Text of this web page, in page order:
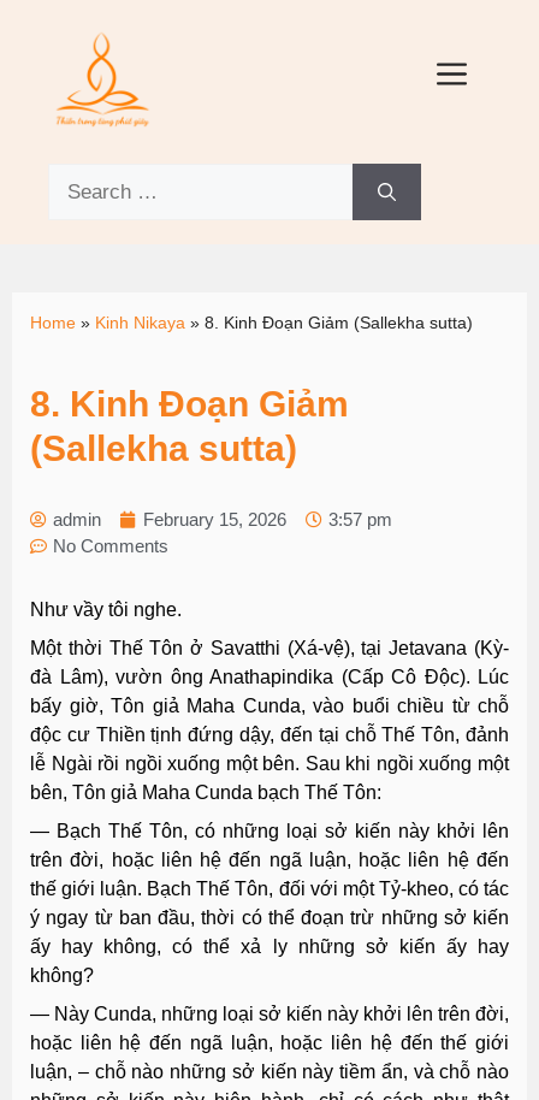
Home » Kinh Nikaya » 8. Kinh Ðoạn Giảm (Sallekha sutta)
8. Kinh Ðoạn Giảm
(Sallekha sutta)
admin February 15, 2026
3:57 pm
No Comments
Như vầy tôi nghe.
Một thời Thế Tôn ở Savatthi (Xá-vệ), tại Jetavana (Kỳ-
đà Lâm), vườn ông Anathapindika (Cấp Cô Ðộc). Lúc
bấy giờ, Tôn giả Maha Cunda, vào buổi chiều từ chỗ
độc cư Thiền tịnh đứng dậy, đến tại chỗ Thế Tôn, đảnh
lễ Ngài rồi ngồi xuống một bên. Sau khi ngồi xuống một
bên, Tôn giả Maha Cunda bạch Thế Tôn:
— Bạch Thế Tôn, có những loại sở kiến này khởi lên
trên đời, hoặc liên hệ đến ngã luận, hoặc liên hệ đến
thế giới luận. Bạch Thế Tôn, đối với một Tỷ-kheo, có tác
ý ngay từ ban đầu, thời có thể đoạn trừ những sở kiến
ấy hay không, có thể xả ly những sở kiến ấy hay
không?
— Này Cunda, những loại sở kiến này khởi lên trên đời,
hoặc liên hệ đến ngã luận, hoặc liên hệ đến thế giới
luận, – chỗ nào những sở kiến này tiềm ẩn, và chỗ nào